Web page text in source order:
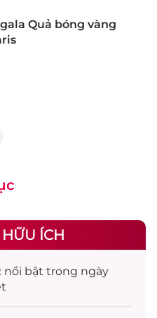
Quả bóng vàng
HỮU ÍCH
nổi bật trong ngày